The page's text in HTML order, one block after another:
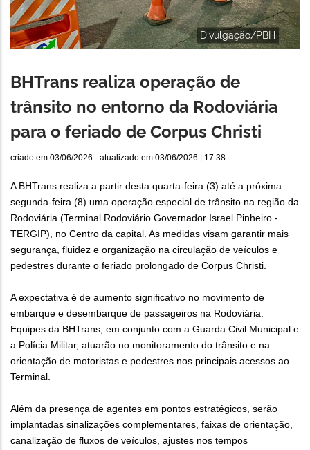
Divulgação/PBH
BHTrans realiza operação de
trânsito no entorno da Rodoviária
para o feriado de Corpus Christi
criado em 03/06/2026 - atualizado em 03/06/2026 | 17:38
A BHTrans realiza a partir desta quarta-feira (3) até a próxima
segunda-feira (8) uma operação especial de trânsito na região da
Rodoviária (Terminal Rodoviário Governador Israel Pinheiro -
TERGIP), no Centro da capital. As medidas visam garantir mais
segurança, fluidez e organização na circulação de veículos e
pedestres durante o feriado prolongado de Corpus Christi.
A expectativa é de aumento significativo no movimento de
embarque e desembarque de passageiros na Rodoviária.
Equipes da BHTrans, em conjunto com a Guarda Civil Municipal e
a Polícia Militar, atuarão no monitoramento do trânsito e na
orientação de motoristas e pedestres nos principais acessos ao
Terminal.
Além da presença de agentes em pontos estratégicos, serão
implantadas sinalizações complementares, faixas de orientação,
canalização de fluxos de veículos, ajustes nos tempos